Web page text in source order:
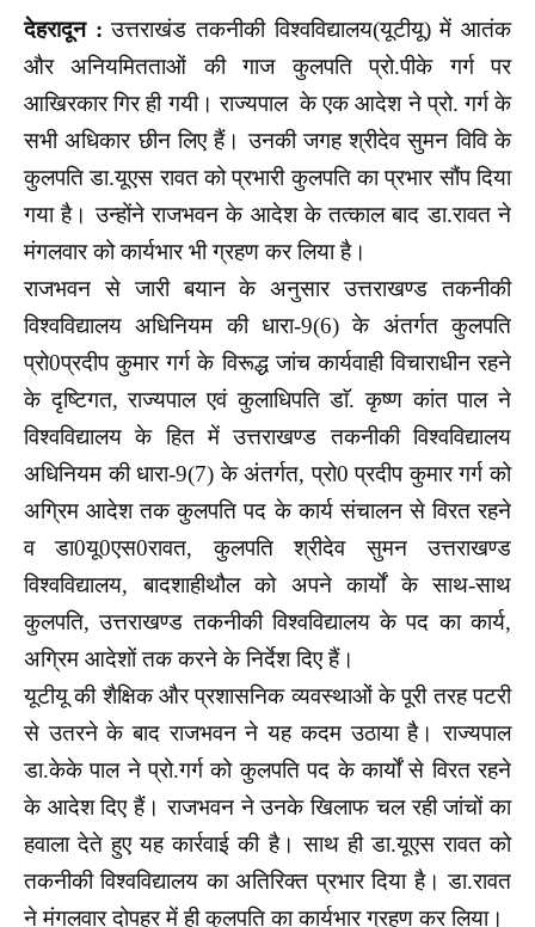
देहरादून : उत्तराखंड तकनीकी विश्वविद्यालय(यूटीयू) में आतंक
और अनियमितताओं की गाज कुलपति प्रो.पीके गर्ग पर
आखिरकार गिर ही गयी। राज्यपाल के एक आदेश ने प्रो. गर्ग के
सभी अधिकार छीन लिए हैं। उनकी जगह श्रीदेव सुमन विवि के
कुलपति डा.यूएस रावत को प्रभारी कुलपति का प्रभार सौंप दिया
गया है। उन्होंने राजभवन के आदेश के तत्काल बाद डा.रावत ने
मंगलवार को कार्यभार भी ग्रहण कर लिया है।
राजभवन से जारी बयान के अनुसार उत्तराखण्ड तकनीकी
विश्वविद्यालय अधिनियम की धारा-9(6) के अंतर्गत कुलपति
प्रो0प्रदीप कुमार गर्ग के विरूद्ध जांच कार्यवाही विचाराधीन रहने
के दृष्टिगत, राज्यपाल एवं कुलाधिपति डाॅ. कृष्ण कांत पाल ने
विश्वविद्यालय के हित में उत्तराखण्ड तकनीकी विश्वविद्यालय
अधिनियम की धारा-9(7) के अंतर्गत, प्रो0 प्रदीप कुमार गर्ग को
अग्रिम आदेश तक कुलपति पद के कार्य संचालन से विरत रहने
व डा0यू0एस0रावत, कुलपति श्रीदेव सुमन उत्तराखण्ड
विश्वविद्यालय, बादशाहीथौल को अपने कार्यों के साथ-साथ
कुलपति, उत्तराखण्ड तकनीकी विश्वविद्यालय के पद का कार्य,
अग्रिम आदेशों तक करने के निर्देश दिए हैं।
यूटीयू की शैक्षिक और प्रशासनिक व्यवस्थाओं के पूरी तरह पटरी
से उतरने के बाद राजभवन ने यह कदम उठाया है। राज्यपाल
डा.केके पाल ने प्रो.गर्ग को कुलपति पद के कार्यों से विरत रहने
के आदेश दिए हैं। राजभवन ने उनके खिलाफ चल रही जांचों का
हवाला देते हुए यह कार्रवाई की है। साथ ही डा.यूएस रावत को
तकनीकी विश्वविद्यालय का अतिरिक्त प्रभार दिया है। डा.रावत
ने मंगलवार दोपहर में ही कुलपति का कार्यभार ग्रहण कर लिया।